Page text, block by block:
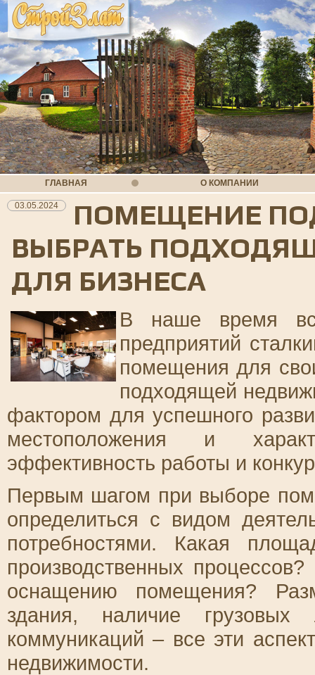
ГЛАВНАЯ О КОМПАНИИ
03.05.2024
ПОМЕЩЕНИЕ
ВЫБРАТЬ
ДЛЯ БИЗНЕСА
В наше время
предприятий
помещения для
подходящей
фактором для успешного
местоположения и
эффективность работы и
Первым шагом при выборе
определиться с видом
потребностями. Какая
производственных
оснащению помещения?
здания, наличие грузовых
коммуникаций – все эти
недвижимости.